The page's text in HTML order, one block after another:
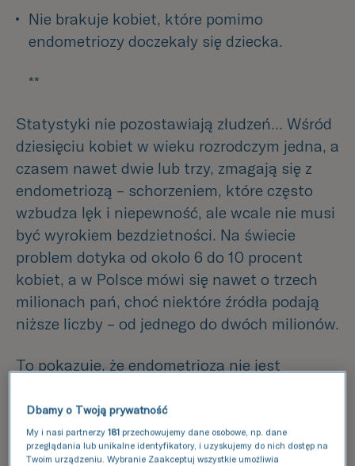
Nie brakuje kobiet, które pomimo
endometriozy doczekały się dziecka.
**
Statystyki nie pozostawiają złudzeń... Wśród
dziesięciu kobiet w wieku rozrodczym jedna, a
czasem nawet dwie lub trzy, zmagają się z
endometriozą – schorzeniem, które często
wzbudza lęk i niepewność, ale wcale nie musi
być wyrokiem bezdzietności. Na świecie
problem dotyka od około 6 do 10 procent
kobiet, a w Polsce mówi się nawet o trzech
milionach pań, choć niektóre źródła podają
niższe liczby – od jednego do dwóch milionów.
To pokazuje, że endometrioza nie jest
towarzyszem życia wielu kobiet. I chociaż dla
kobiety z endometriozą droga do
macierzyństwa bywa kręta i z przeszkodami,
Dbamy o Twoją prywatność
My i nasi partnerzy181 przechowujemy dane osobowe, np. dane
przeglądania lub unikalne identyfikatory, i uzyskujemy do nich dostęp na
Twoim urządzeniu. Wybranie Zaakceptuj wszystkie umożliwia